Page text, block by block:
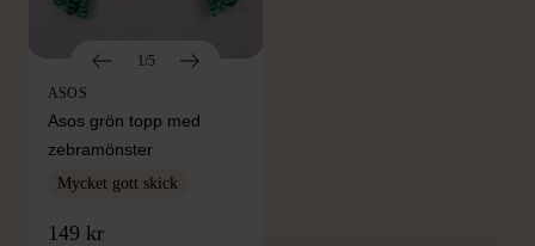
1/5
ASOS
Asos grön topp med
zebramönster
Mycket gott skick
149 kr